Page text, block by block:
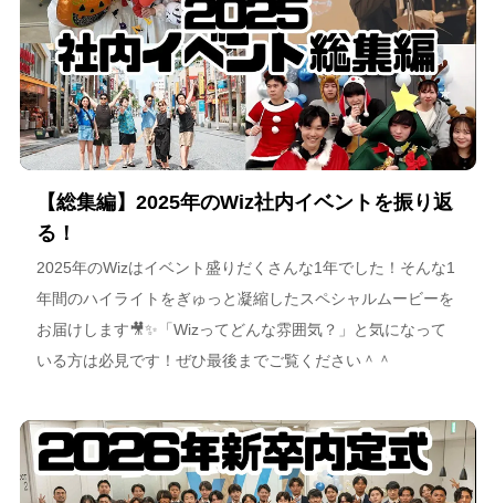
【総集編】2025年のWiz社内イベントを振り返
る！
2025年のWizはイベント盛りだくさんな1年でした！そんな1
年間のハイライトをぎゅっと凝縮したスペシャルムービーを
お届けします🎥✨「Wizってどんな雰囲気？」と気になって
いる方は必見です！ぜひ最後までご覧ください＾＾